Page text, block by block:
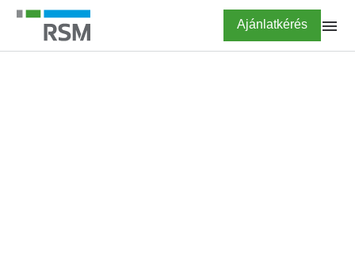
Ugrás
tartalomra
Highlighted
Ajánlatkérés